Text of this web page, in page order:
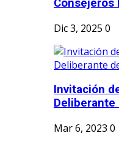
Consejeros
Dic 3, 2025 0
Invitación
Deliberante
Mar 6, 2023 0